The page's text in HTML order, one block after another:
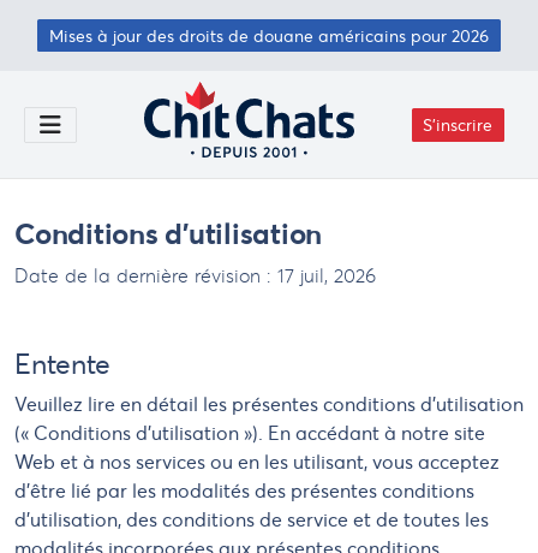
Passer au contenu principal
Mises à jour des droits de douane américains pour 2026
Toggle Menu
S'inscrire
Conditions d’utilisation
Date de la dernière révision : 17 juil, 2026
Entente
Veuillez lire en détail les présentes conditions d'utilisation
(« Conditions d'utilisation »). En accédant à notre site
Web et à nos services ou en les utilisant, vous acceptez
d'être lié par les modalités des présentes conditions
d'utilisation, des conditions de service et de toutes les